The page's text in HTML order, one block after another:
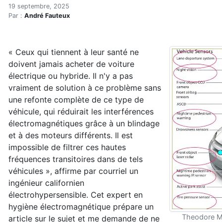
Accueil
Articles
Comment se protéger des
19 septembre, 2025
Par : André Fauteux
Theodore
« Ceux qui tiennent à leur santé ne
doivent jamais acheter de voiture
électrique ou hybride. Il n'y a pas
vraiment de solution à ce problème sans
une refonte complète de ce type de
véhicule, qui réduirait les interférences
électromagnétiques grâce à un blindage
et à des moteurs différents. Il est
impossible de filtrer ces hautes
fréquences transitoires dans de tels
véhicules », affirme par courriel un
ingénieur californien
électrohypersensible. Cet expert en
hygiène électromagnétique prépare un
article sur le sujet et me demande de ne